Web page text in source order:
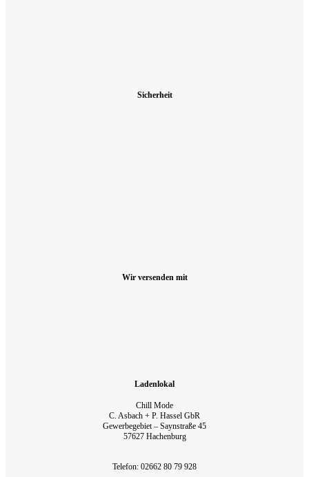
Sicherheit
Wir versenden mit
Ladenlokal
Chill Mode
C. Asbach + P. Hassel GbR
Gewerbegebiet – Saynstraße 45
57627 Hachenburg
Telefon: 02662 80 79 928‬